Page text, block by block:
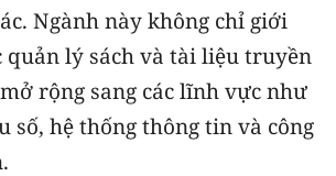
Ngành này không chỉ giới
quản lý sách và tài liệu truyền
rộng sang các lĩnh vực như
số, hệ thống thông tin và công